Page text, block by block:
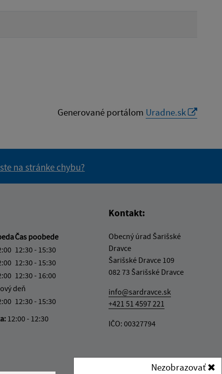
Nezobrazovať
Generované portálom Uradne.sk
na stránke chybu?
Čas poobede
12:30 - 15:30
12:30 - 15:30
12:30 - 16:00
deň
12:30 - 15:30
12:00 - 12:30
Kontakt:
Obecný úrad Šarišské
Dravce
Šarišské Dravce 109
082 73 Šarišské Dravce
info@sardravce.sk
+421 51 4597 221
IČO: 00327794